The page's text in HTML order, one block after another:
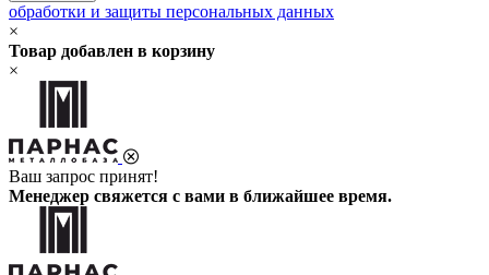
обработки и защиты персональных данных
×
Товар добавлен в корзину
×
Ваш запрос принят!
Менеджер свяжется с вами в ближайшее время.